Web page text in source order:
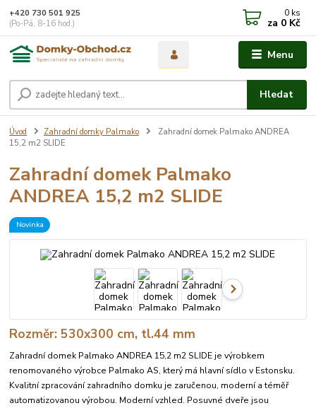
Menu
Hledat
+420 730 501 925
(Po-Pá, 8-16 hod.)
0 ks
za 0 Kč
Úvod Zahradní domky Palmako
Zahradní domek Palmako ANDREA
15,2 m2 SLIDE
Zahradní domek Palmako
ANDREA 15,2 m2 SLIDE
Novinka
Rozměr: 530x300 cm, tl.44 mm
Zahradní domek Palmako ANDREA 15,2 m2 SLIDE je výrobkem
renomovaného výrobce Palmako AS, který má hlavní sídlo v Estonsku.
Kvalitní zpracování zahradního domku je zaručenou, moderní a téměř
automatizovanou výrobou. Moderní vzhled. Posuvné dveře jsou